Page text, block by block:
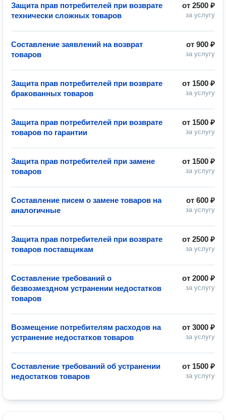
от 2500 ₽
за услугу
Защита прав потребителей при возврате
технически сложных товаров
от 900 ₽
за услугу
Составление заявлений на возврат
товаров
от 1500 ₽
за услугу
Защита прав потребителей при возврате
бракованных товаров
от 1500 ₽
за услугу
Защита прав потребителей при возврате
товаров по гарантии
от 1500 ₽
за услугу
Защита прав потребителей при замене
товаров
от 600 ₽
за услугу
Составление писем о замене товаров на
аналогичные
от 2500 ₽
за услугу
Защита прав потребителей при возврате
товаров поставщикам
от 2000 ₽
за услугу
Составление требований о
безвозмездном устранении недостатков
товаров
от 3000 ₽
за услугу
Возмещение потребителям расходов на
устранение недостатков товаров
от 1500 ₽
за услугу
Составление требований об устранении
недостатков товаров